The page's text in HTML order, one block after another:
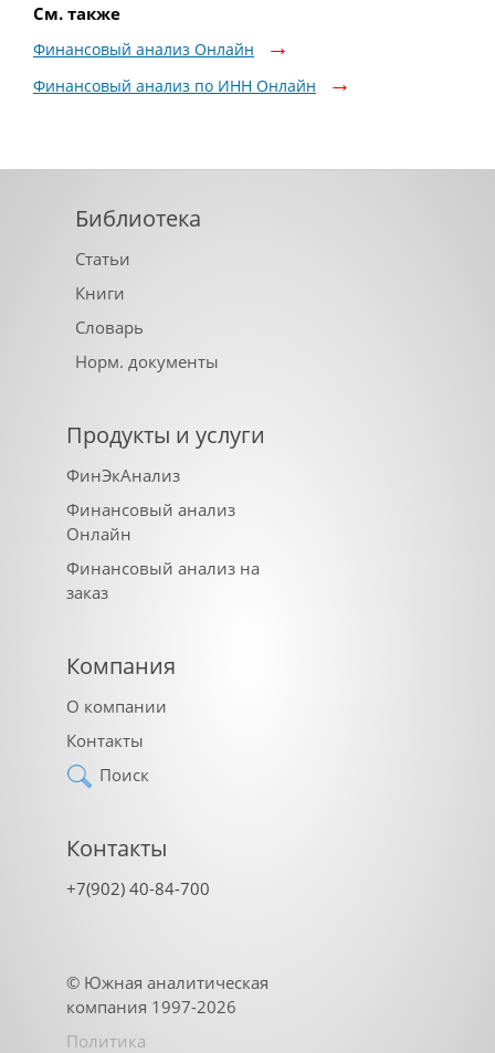
См. также
Финансовый анализ Онлайн
Финансовый анализ по ИНН Онлайн
Библиотека
Статьи
Книги
Словарь
Норм. документы
Продукты и услуги
ФинЭкАнализ
Финансовый анализ
Онлайн
Финансовый анализ на
заказ
Компания
О компании
Контакты
Поиск
Контакты
+7(902) 40-84-700
© Южная аналитическая
компания 1997-2026
Политика